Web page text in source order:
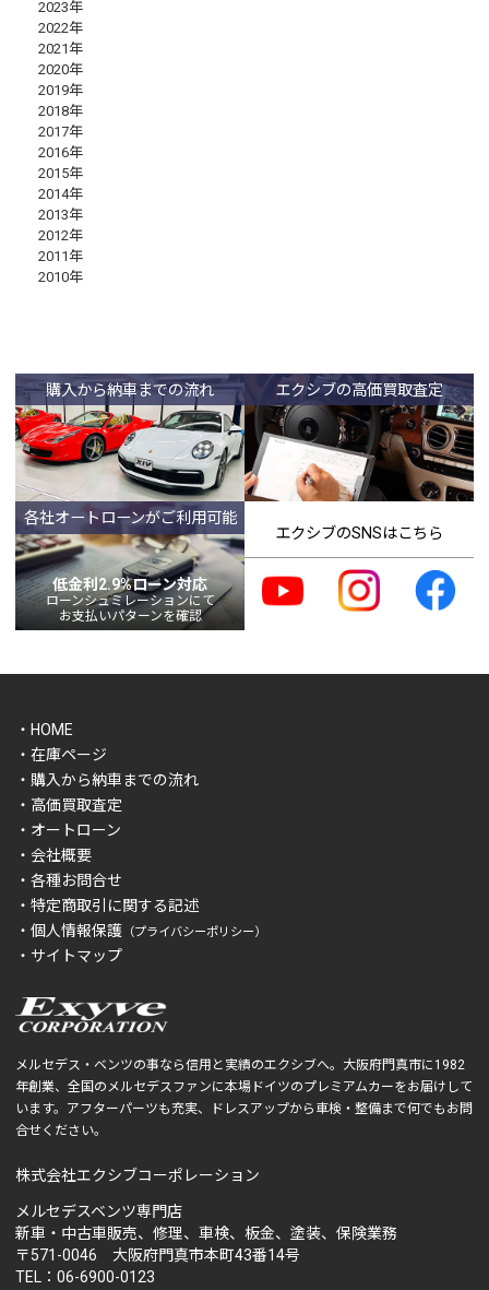
2023年
2022年
2021年
2020年
2019年
2018年
2017年
2016年
2015年
2014年
2013年
2012年
2011年
2010年
購入から納車までの流れ エクシブの高価買取査定
各社オートローンがご利用可能
低金利2.9%ローン対応
ローンシュミレーションにて
お支払いパターンを確認
エクシブのSNSはこちら
メルセデス・ベンツの事なら信用と実績のエクシブへ。大阪府門真市に1982
年創業、全国のメルセデスファンに本場ドイツのプレミアムカーをお届けして
います。アフターパーツも充実、ドレスアップから車検・整備まで何でもお問
合せください。
株式会社エクシブコーポレーション
メルセデスベンツ専門店
新車・中古車販売、修理、車検、板金、塗装、保険業務
〒571-0046 大阪府門真市本町43番14号
TEL：06-6900-0123
・HOME
・在庫ページ
・購入から納車までの流れ
・高価買取査定
・オートローン
・会社概要
・各種お問合せ
・特定商取引に関する記述
・個人情報保護 （プライバシーポリシー）
・サイトマップ